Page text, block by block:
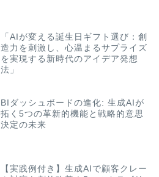
「AIが変える誕生日ギフト選び：創
造力を刺激し、心温まるサプライズ
を実現する新時代のアイデア発想
法」
BIダッシュボードの進化: 生成AIが
拓く5つの革新的機能と戦略的意思
決定の未来
【実践例付き】生成AIで顧客クレー